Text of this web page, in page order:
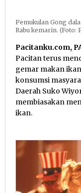
Pemukulan Gong
Rabu kemarin. (Foto:
Pacitanku.com,
Pacitan terus
gemar makan
konsumsi
Daerah Suko
membiasakan
ikan.